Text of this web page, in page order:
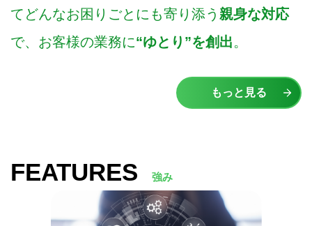
てどんなお困りごとにも寄り添う 親身な対応
で、お客様の業務に“ゆとり”を創出。
もっと見る
FEATURES 強み